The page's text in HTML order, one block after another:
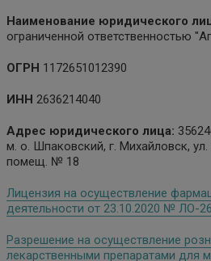
Наименование юридического
ограниченной ответственностью
ОГРН 1172651012390
ИНН 2636214040
Адрес юридического лица:
м. о. Шпаковский, г. Михайловск,
помещ. № 18
Лицензия на осуществление
деятельности от 23.10.2020 № ЛО-
Разрешение на осуществление
лекарственными препаратами для